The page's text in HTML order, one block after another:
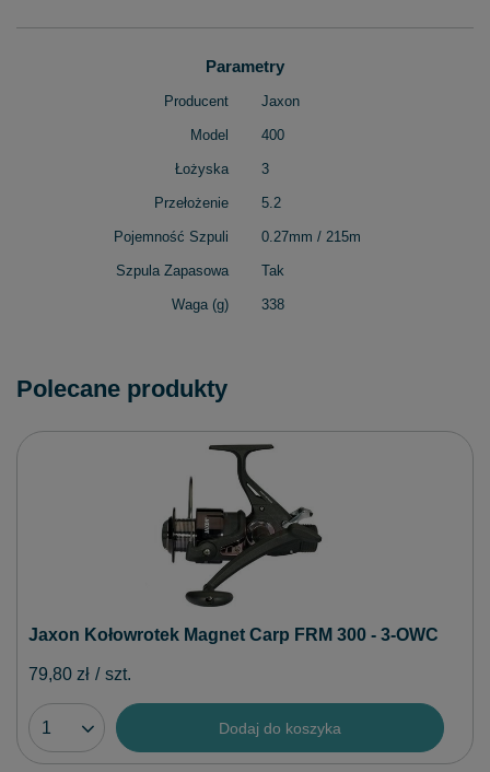
Parametry
Producent Jaxon
Model 400
Łożyska 3
Przełożenie 5.2
Pojemność Szpuli 0.27mm / 215m
Szpula Zapasowa Tak
Waga (g) 338
Polecane produkty
Jaxon Kołowrotek Magnet Carp FRM 300 - 3-OWC
79,80 zł / szt.
Dodaj do koszyka